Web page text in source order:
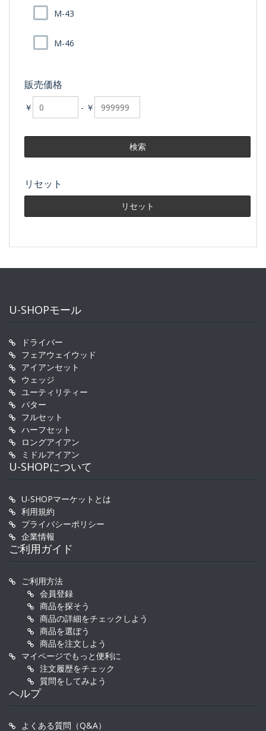
M-43
M-46
販売価格
￥ - ￥
リセット
U-SHOPモール
ドライバー
フェアウェイウッド
アイアンセット
ウェッジ
ユーティリティー
パター
フルセット
ハーフセット
ロングアイアン
ミドルアイアン
U-SHOPについて
U-SHOPマーケットとは
利用規約
プライバシーポリシー
企業情報
ご利用ガイド
ご利用方法
会員登録
商品を探そう
商品の詳細をチェックしよう
商品を選ぼう
商品を注文しよう
マイページでもっと便利に
注文履歴をチェック
質問をしてみよう
ヘルプ
よくある質問（Q&A）